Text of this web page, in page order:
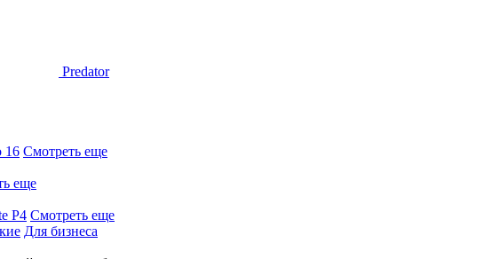
Predator
16 Смотреть еще
еще
P4 Смотреть еще
Для бизнеса